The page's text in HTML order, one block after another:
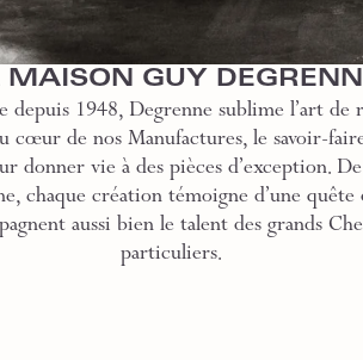
MAISON GUY
depuis 1948, Degrenne sublime l’art de
cœur de nos Manufactures, le savoir-
donner vie à des pièces d’exception.
chaque création témoigne d’une
aussi bien le talent des grands
particuliers.